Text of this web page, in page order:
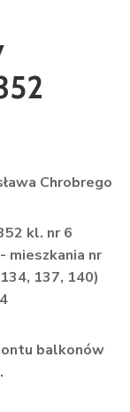
Chrobrego
kl. nr 6
mieszkania nr
137, 140)
balkonów